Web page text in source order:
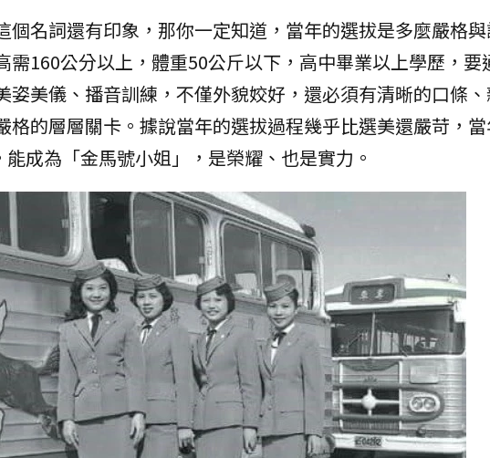
個名詞還有印象，那你一定知道，當年的選拔是多麼嚴格
需160公分以上，體重50公斤以下，高中畢業以上學歷，要
姿美儀、播音訓練，不僅外貌姣好，還必須有清晰的口條
格的層層關卡。據說當年的選拔過程幾乎比選美還嚴苛，
成為「金馬號小姐」，是榮耀、也是實力。